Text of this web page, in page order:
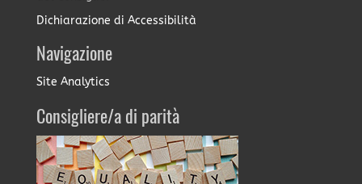
Dichiarazione di Accessibilità
Navigazione
Site Analytics
Consigliere/a di parità